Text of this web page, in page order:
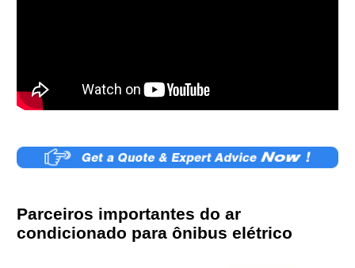
Parceiros importantes do ar
condicionado para ônibus elétrico